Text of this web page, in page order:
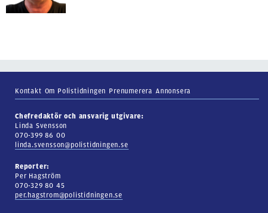
Kontakt Om Polistidningen Prenumerera Annonsera
Chefredaktör och ansvarig utgivare:
Linda Svensson
070-399 86 00
linda.svensson@polistidningen.se
Reporter:
Per Hagström
070-329 80 45
per.hagstrom@polistidningen.se